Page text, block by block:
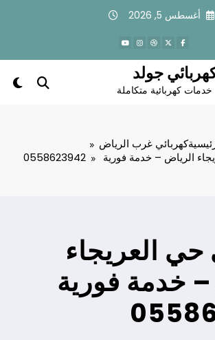
أغسطس 5, 2026
جولد
خدمات كهربائية متكاملة
كهربائي غرب الرياض
– خدمة فورية 0558623942
حي العريجاء
خدمة فورية